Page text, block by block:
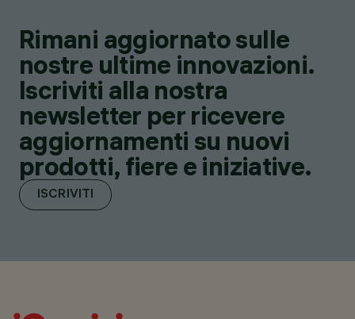
Rimani aggiornato sulle
nostre ultime innovazioni.
Iscriviti alla nostra
newsletter per ricevere
aggiornamenti su nuovi
prodotti, fiere e iniziative.
ISCRIVITI